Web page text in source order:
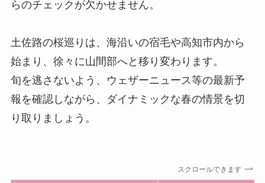
らのチェックが欠かせません。
土佐路の桜巡りは、海沿いの宿毛や高知市内から
始まり、徐々に山間部へと移り変わります。
旬を逃さないよう、ウェザーニュース等の最新予
報を確認しながら、ダイナミックな春の情景を切
り取りましょう。
スクロールできます